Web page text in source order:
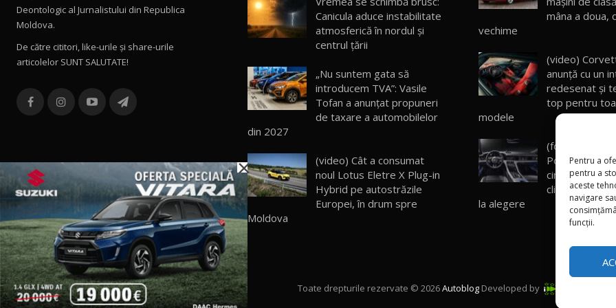
Pentru a
pentru a
aceste
navigare
funcții.
Deontologic al Jurnalistului din Republica
Moldova.
De către cititori, like-urile şi share-urile
articolelor SUNT SALUTATE!
Canicula aduce instabilitate
atmosferică în nordul și
centrul țării
„Nu suntem gata să
introducem TVA”: Vasile
Tofan a anunțat propuneri
de taxare a automobilelor
din 2027
(video) Cât a consumat
noul Lotus Eletre X Plug-in
Hybrid pe autostrăzile
Europei, în drum spre
Moldova
mâna a doua,
vechime
(video)
anunță cu un
redesenat și
top pentru
modele
(foto) Interiorul
Porsche
cinci ecrane,
climatizare și
la alegere
Toate drepturile rezervate © 2026Autoblog Developed by
×